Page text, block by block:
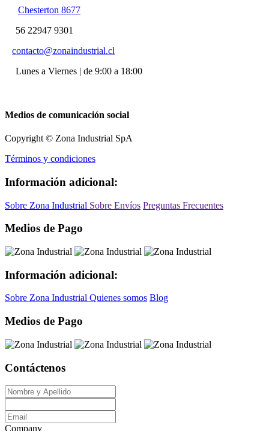
Chesterton 8677
56 22947 9301
contacto@zonaindustrial.cl
Lunes a Viernes | de 9:00 a 18:00
Medios de comunicación social
Copyright © Zona Industrial SpA
Términos y condiciones
Información adicional:
Sobre Zona Industrial Sobre Envíos Preguntas Frecuentes
Medios de Pago
Información adicional:
Sobre Zona Industrial Quienes somos Blog
Medios de Pago
Contáctenos
Company